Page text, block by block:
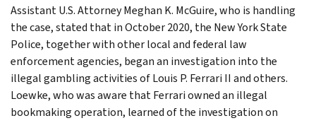
Assistant U.S. Attorney Meghan K. McGuire, who is handling
the case, stated that in October 2020, the New York State
Police, together with other local and federal law
enforcement agencies, began an investigation into the
illegal gambling activities of Louis P. Ferrari II and others.
Loewke, who was aware that Ferrari owned an illegal
bookmaking operation, learned of the investigation on